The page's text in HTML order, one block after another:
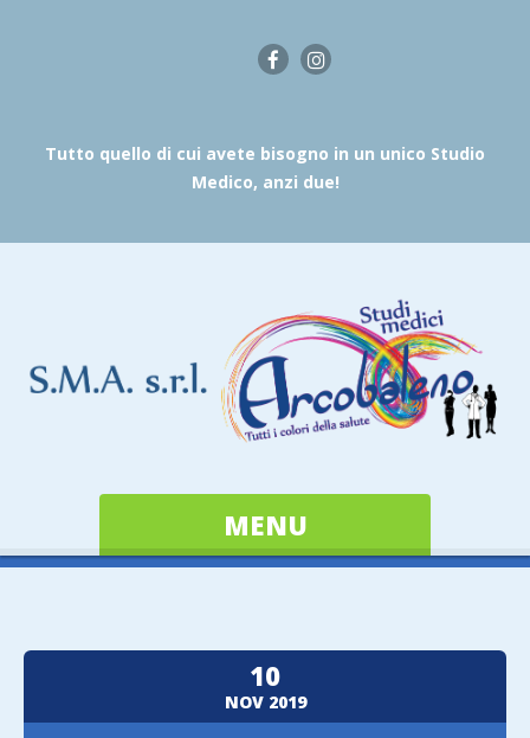
Tutto quello di cui avete bisogno in un unico Studio
Medico, anzi due!
MENU
10
NOV 2019